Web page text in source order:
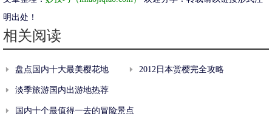
明出处！
相关阅读
盘点国内十大最美樱花地 2012日本赏樱完全攻略
淡季旅游国内出游地热荐
国内十个最值得一去的冒险景点